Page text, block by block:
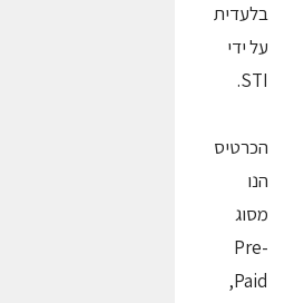
בלעדית
על ידי
STI.
הכרטיס
הנו
מסוג
Pre-
Paid,